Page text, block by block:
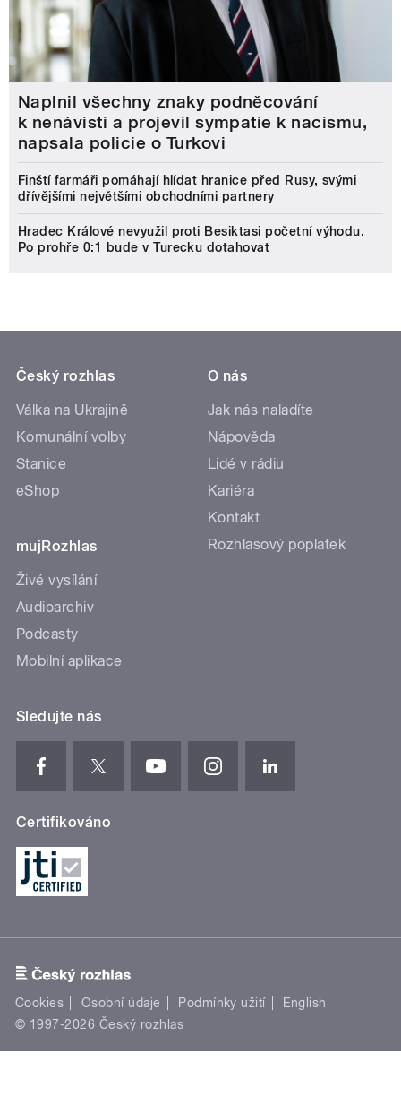
Naplnil všechny znaky podněcování
k nenávisti a projevil sympatie k nacismu,
napsala policie o Turkovi
Finští farmáři pomáhají hlídat hranice před Rusy, svými
dřívějšími největšími obchodními partnery
Hradec Králové nevyužil proti Besiktasi početní výhodu.
Po prohře 0:1 bude v Turecku dotahovat
Český rozhlas
Válka na Ukrajině
Komunální volby
Stanice
eShop
mujRozhlas
Živé vysílání
Audioarchiv
Podcasty
Mobilní aplikace
O nás
Jak nás naladíte
Nápověda
Lidé v rádiu
Kariéra
Kontakt
Rozhlasový poplatek
Sledujte nás
Certifikováno
Cookies Osobní údaje Podmínky užití
English
© 1997-2026 Český rozhlas